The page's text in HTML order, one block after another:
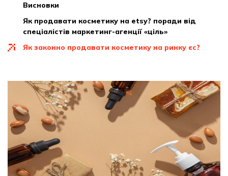
висновки
як продавати косметику на etsy? поради від
спеціалістів маркетинг-агенції «ціль»
як законно продавати косметику на ринку єс?